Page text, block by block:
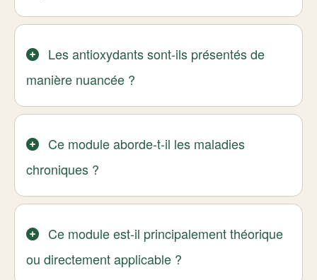
Les antioxydants sont-ils présentés de
manière nuancée ?
Ce module aborde-t-il les maladies
chroniques ?
Ce module est-il principalement théorique
ou directement applicable ?